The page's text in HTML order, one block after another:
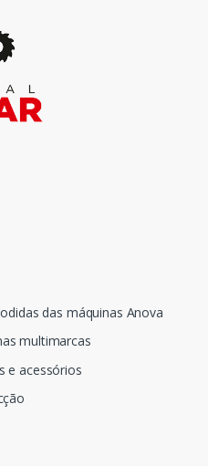
das máquinas Anova
multimarcas
e acessórios